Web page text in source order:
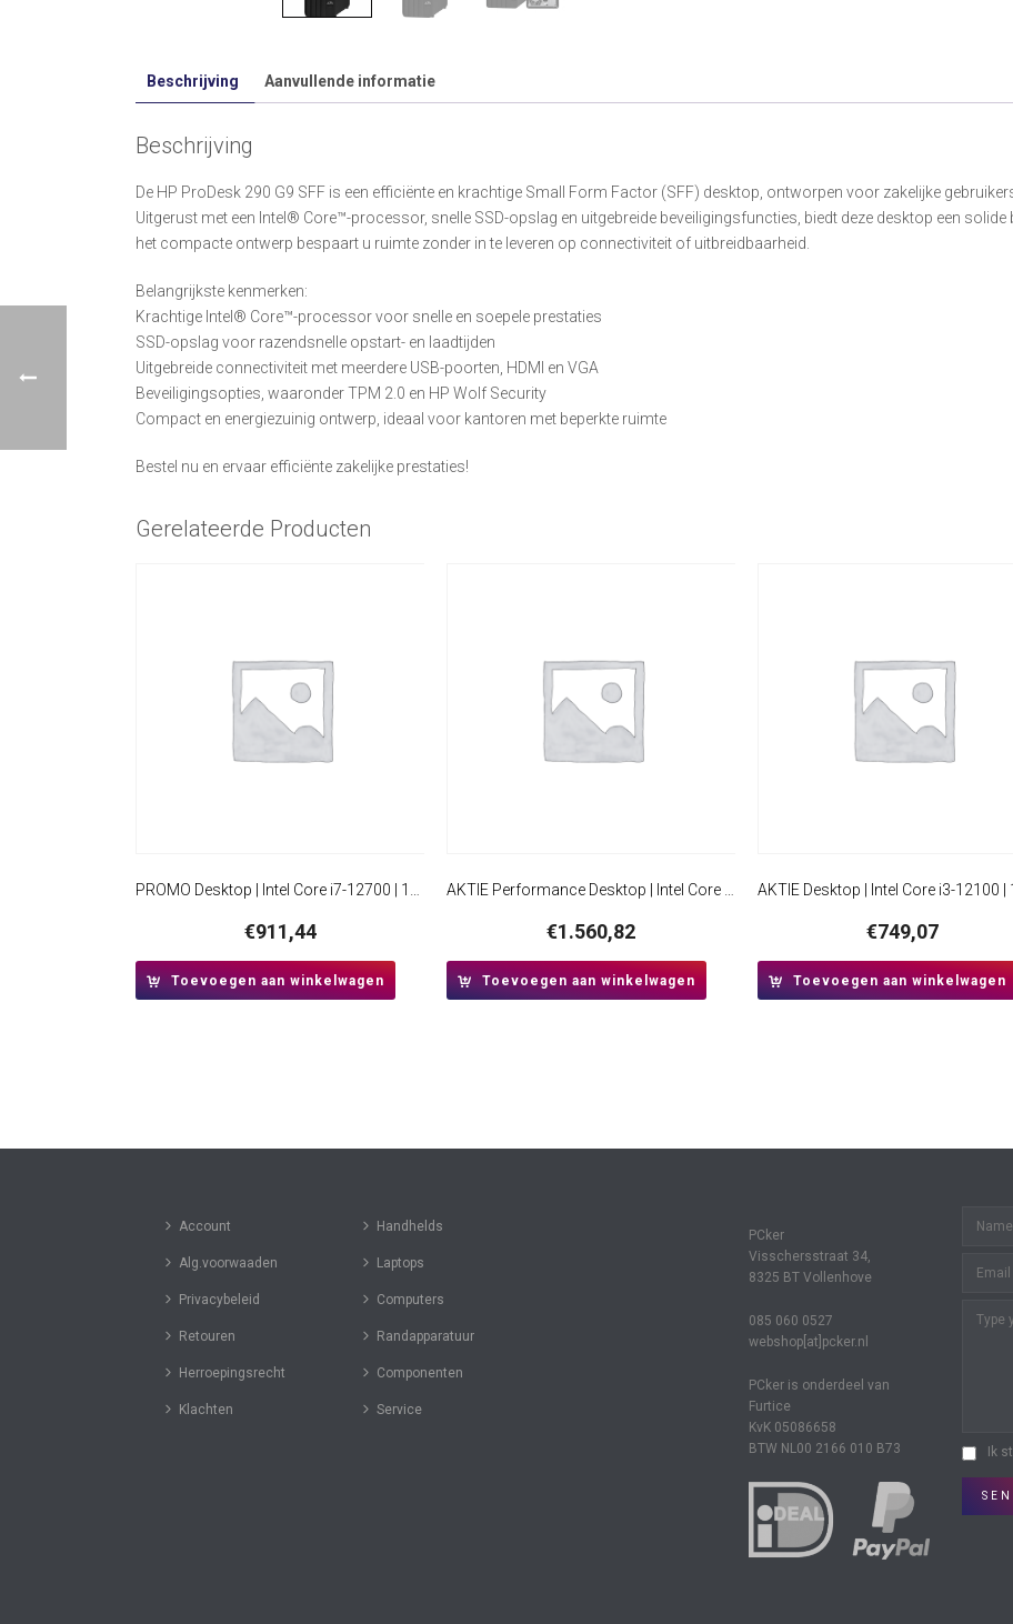
Beschrijving Aanvullende informatie
Beschrijving
De HP ProDesk 290 G9 SFF is een efficiënte en krachtige Small Form Factor (SFF) desktop, ontworpen voor zakelijke
Uitgerust met een Intel® Core™-processor, snelle SSD-opslag en uitgebreide beveiligingsfuncties, biedt deze desktop een
het compacte ontwerp bespaart u ruimte zonder in te leveren op connectiviteit of uitbreidbaarheid.
Belangrijkste kenmerken:
Krachtige Intel® Core™-processor voor snelle en soepele prestaties
SSD-opslag voor razendsnelle opstart- en laadtijden
Uitgebreide connectiviteit met meerdere USB-poorten, HDMI en VGA
Beveiligingsopties, waaronder TPM 2.0 en HP Wolf Security
Compact en energiezuinig ontwerp, ideaal voor kantoren met beperkte ruimte
Bestel nu en ervaar efficiënte zakelijke prestaties!
Gerelateerde Producten
PROMO Desktop | Intel Core i7-12700 | 16GB RAM | 480GB SSD | Windows 11 Professional | Mini-Tower Behuizing
€911,44
Toevoegen aan winkelwagen
AKTIE Performance Desktop | Intel Core i5-12400 | GeForce RTX 5060 8GB | 16GB RAM | 1TB SSD | Windows 11 Professional | Midi-Tower Behuizing
€1.560,82
Toevoegen aan winkelwagen
€749,07
Toevoegen aan winkelwagen
Account
Alg.voorwaaden
Privacybeleid
Retouren
Herroepingsrecht
Klachten
Handhelds
Laptops
Computers
Randapparatuur
Componenten
Service
PCker
Visschersstraat 34,
8325 BT Vollenhove
085 060 0527
webshop[at]pcker.nl
PCker is onderdeel van
Furtice
KvK 05086658
BTW NL00 2166 010 B73
Ik